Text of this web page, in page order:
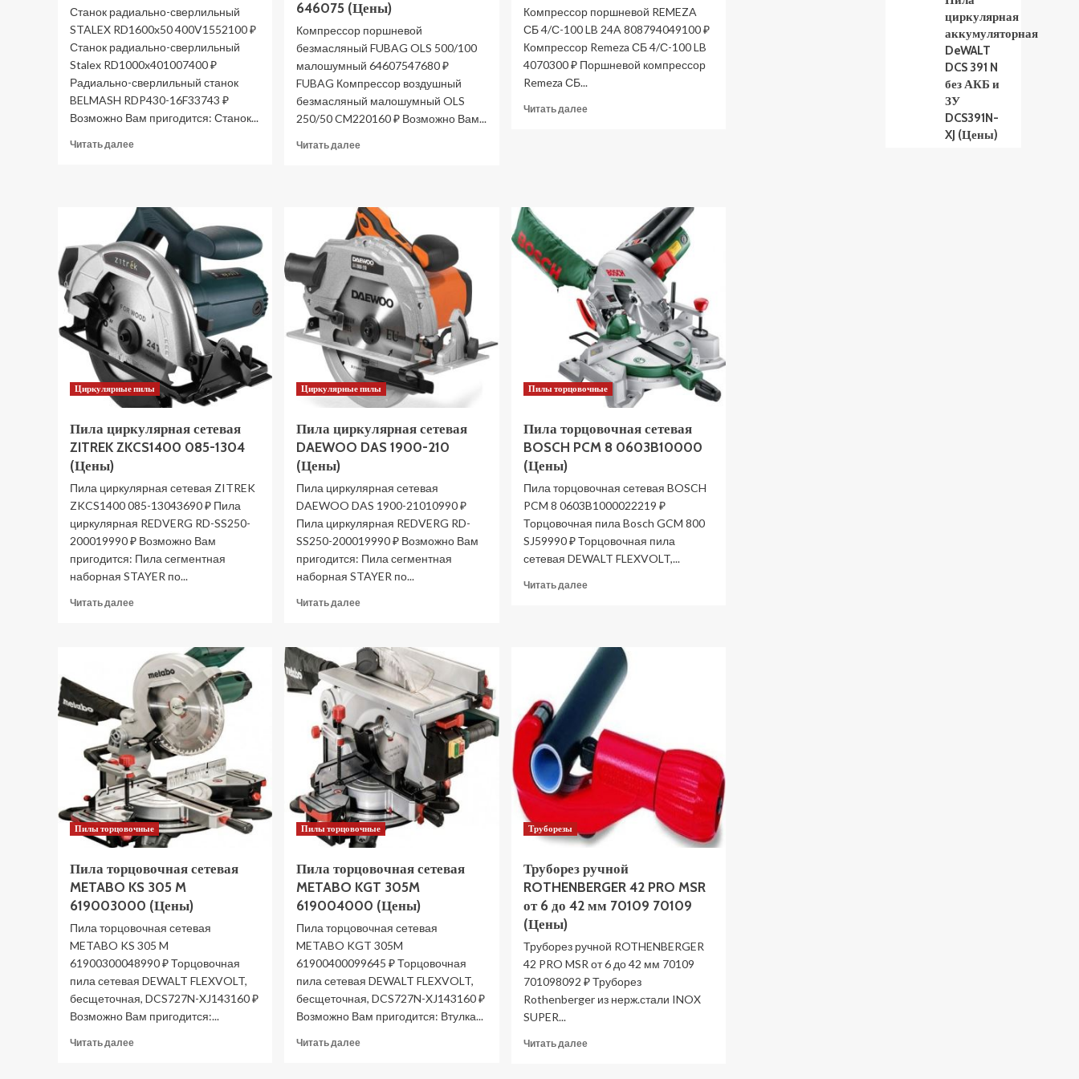
Станок радиально-сверлильный
STALEX RD1600x50 400V1552100 ₽
Станок радиально-сверлильный
Stalex RD1000x401007400 ₽
Радиально-сверлильный станок
BELMASH RDP430-16F33743 ₽
Возможно Вам пригодится: Станок...
Читать далееПрочитать
сверлильный
STALEX
RD1600x50
400V
(Цены)
646075 (Цены)
Компрессор поршневой
безмасляный FUBAG OLS 500/100
малошумный 64607547680 ₽
FUBAG Компрессор воздушный
безмасляный малошумный OLS
250/50 CM220160 ₽ Возможно Вам...
Читать далееПрочитать
безмасляный
FUBAG
OLS
500/100
малошумный
646075
(Цены)
Компрессор поршневой REMEZA
СБ 4/С-100 LB 24A 808794049100 ₽
Компрессор Remeza СБ 4/С-100 LB
4070300 ₽ Поршневой компрессор
Remeza СБ...
Читать далееПрочитать
24A
8087940
(Цены)
Циркулярные пилы
Пила циркулярная сетевая
ZITREK ZKCS1400 085-1304
(Цены)
Пила циркулярная сетевая ZITREK
ZKCS1400 085-13043690 ₽ Пила
циркулярная REDVERG RD-SS250-
200019990 ₽ Возможно Вам
пригодится: Пила сегментная
наборная STAYER по...
Читать далееПрочитать
циркулярная
сетевая
ZITREK
ZKCS1400
085-
1304
(Цены)
Циркулярные пилы
Пила циркулярная сетевая
DAEWOO DAS 1900-210
(Цены)
Пила циркулярная сетевая
DAEWOO DAS 1900-21010990 ₽
Пила циркулярная REDVERG RD-
SS250-200019990 ₽ Возможно Вам
пригодится: Пила сегментная
наборная STAYER по...
Читать далееПрочитать
Пила
циркулярная
сетевая
DAEWOO
DAS
1900-
210
(Цены)
Пилы торцовочные
Пила торцовочная сетевая
BOSCH PCM 8 0603B10000
(Цены)
Пила торцовочная сетевая BOSCH
PCM 8 0603B1000022219 ₽
Торцовочная пила Bosch GCM 800
SJ59990 ₽ Торцовочная пила
сетевая DEWALT FLEXVOLT,...
Читать далееПрочитать
сетевая
BOSCH
PCM
0603B10000
(Цены)
Пилы торцовочные
Пила торцовочная сетевая
METABO KS 305 M
619003000 (Цены)
Пила торцовочная сетевая
METABO KS 305 M
61900300048990 ₽ Торцовочная
пила сетевая DEWALT FLEXVOLT,
бесщеточная, DCS727N-XJ143160 ₽
Возможно Вам пригодится:...
Читать далееПрочитать
Пилы торцовочные
Пила торцовочная сетевая
METABO KGT 305M
619004000 (Цены)
Пила торцовочная сетевая
METABO KGT 305M
61900400099645 ₽ Торцовочная
пила сетевая DEWALT FLEXVOLT,
бесщеточная, DCS727N-XJ143160 ₽
Возможно Вам пригодится: Втулка...
Читать далееПрочитать
Труборезы
Труборез ручной
ROTHENBERGER 42 PRO MSR
от 6 до 42 мм 70109 70109
(Цены)
Труборез ручной ROTHENBERGER
42 PRO MSR от 6 до 42 мм 70109
701098092 ₽ Труборез
Rothenberger из нерж.стали INOX
SUPER...
Читать далееПрочитать
циркулярная
аккумуляторная
DeWALT
DCS 391 N
без АКБ и
ЗУ
DCS391N-
XJ (Цены)